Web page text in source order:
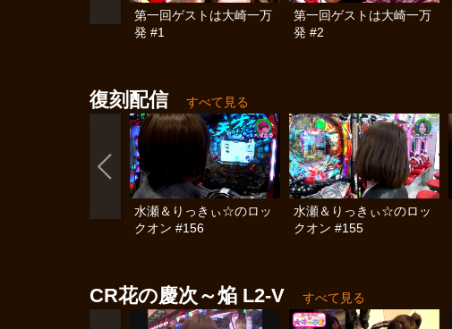
第一回ゲストは大崎一万
発 #1
第一回ゲストは大崎一万
発 #2
復刻配信 すべて見る
水瀬＆りっきぃ☆のロッ
クオン #156
水瀬＆りっきぃ☆のロッ
クオン #155
CR花の慶次～焔 L2‐V すべて見る